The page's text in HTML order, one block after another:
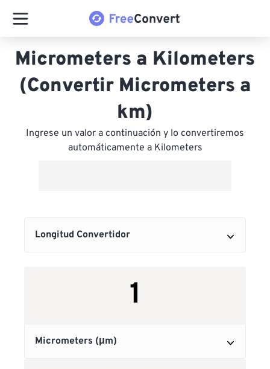
Micrometers a Kilometers
(Convertir Micrometers a
km)
Ingrese un valor a continuación y lo convertiremos
automáticamente a Kilometers